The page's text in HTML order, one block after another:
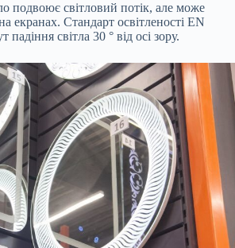
подвоює світловий потік, але може
екранах. Стандарт освітленості EN
світла 30 ° від осі зору.